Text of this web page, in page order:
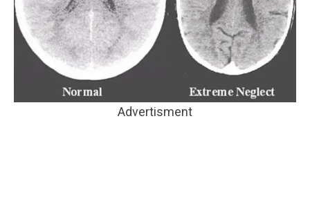
Advertisment